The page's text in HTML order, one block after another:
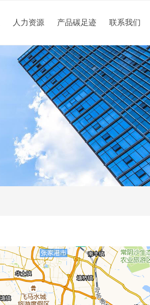
人力资源 产品碳足迹 联系我们